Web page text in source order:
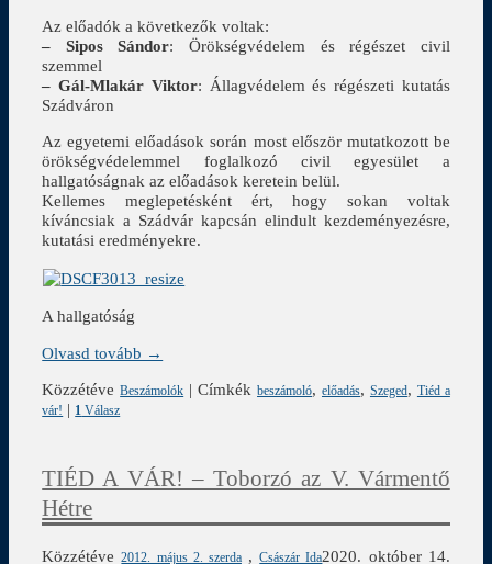
Az előadók a következők voltak:
– Sipos Sándor: Örökségvédelem és régészet civil
szemmel
– Gál-Mlakár Viktor: Állagvédelem és régészeti kutatás
Szádváron
Az egyetemi előadások során most először mutatkozott be
örökségvédelemmel foglalkozó civil egyesület a
hallgatóságnak az előadások keretein belül.
Kellemes meglepetésként ért, hogy sokan voltak
kíváncsiak a Szádvár kapcsán elindult kezdeményezésre,
kutatási eredményekre.
A hallgatóság
Olvasd tovább →
Közzétéve Beszámolók |Címkék beszámoló, előadás, Szeged, Tiéd a
vár! | 1 Válasz
TIÉD A VÁR! – Toborzó az V. Vármentő
Hétre
Közzétéve2012. május 2. szerda ,Császár Ida2020. október 14.